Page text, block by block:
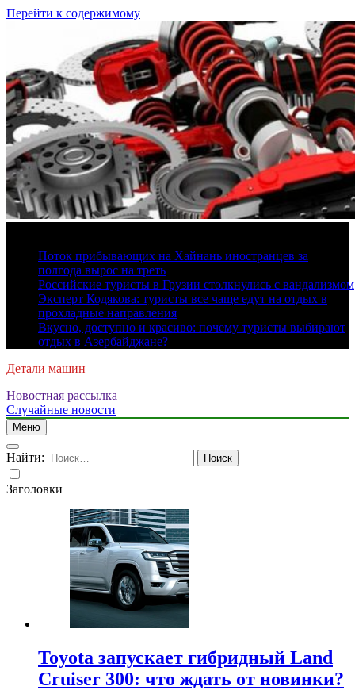
Перейти к содержимому
Поток прибывающих на Хайнань иностранцев за
полгода вырос на треть
Российские туристы в Грузии столкнулись с вандализмом
Эксперт Кодякова: туристы все чаще едут на отдых в
прохладные направления
Вкусно, доступно и красиво: почему туристы выбирают
отдых в Азербайджане?
Детали машин
Новостная рассылка
Случайные новости
Меню
Найти:
Заголовки
Toyota запускает гибридный Land
Cruiser 300: что ждать от новинки?